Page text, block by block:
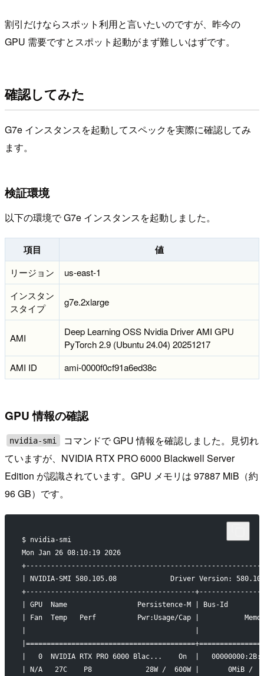
割引だけならスポット利用と言いたいのですが、昨今の
GPU 需要ですとスポット起動がまず難しいはずです。
確認してみた
G7e インスタンスを起動してスペックを実際に確認してみ
ます。
検証環境
以下の環境で G7e インスタンスを起動しました。
項目 値
リージョン
us-east-1
インスタン
スタイプ
g7e.2xlarge
AMI
Deep Learning OSS Nvidia Driver AMI GPU
PyTorch 2.9 (Ubuntu 24.04) 20251217
AMI ID
ami-0000f0cf91a6ed38c
GPU 情報の確認
nvidia-smi
コマンドで GPU 情報を確認しました。見切れ
ていますが、NVIDIA RTX PRO 6000 Blackwell Server
Edition が認識されています。GPU メモリは 97887 MiB（約
96 GB）です。
$ nvidia-smi
Mon Jan 26 08:10:19 2026
| NVIDIA-SMI 580.105.08             Driver Version:
+-----------------------------------------
| GPU  Name                 Persistence-M | Bus-Id
| Fan  Temp   Perf          Pwr:Usage/Cap |
|   0  NVIDIA RTX PRO 6000 Blac...    On  |
| N/A   27C    P8             28W /  600W |       0MiB /